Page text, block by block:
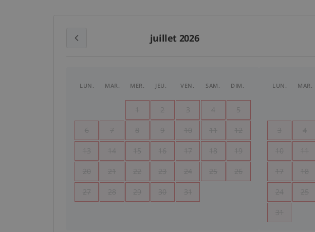
juillet 2026
LUN. MAR. MER. JEU. VEN. SAM. DIM.
1 2 3 4 5
6 7 8 9 10 11 12
13 14 15 16 17 18 19
20 21 22 23 24 25 26
27 28 29 30 31
LUN. MAR.
3 4
10 11
17 18
24 25
31